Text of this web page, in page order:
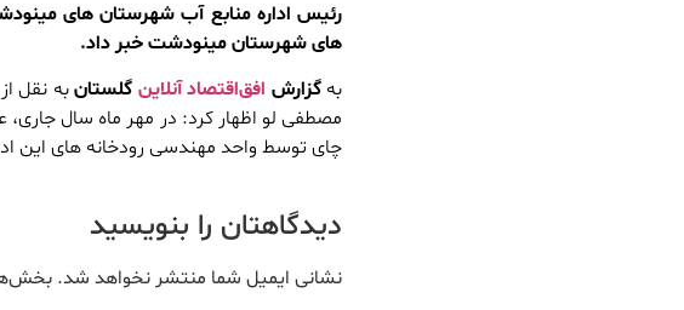
رئیس اداره منابع آب شهرستان های
های شهرستان مینودشت خبر داد.
به گزارش افق‌اقتصاد آنلاین گلستانبه نقل
مصطفی لو اظهار کرد: در مهر ماه سال
چای توسط واحد مهندسی رودخانه های این
دیدگاهتان را بنویسید
نشانی ایمیل شما منتشر نخواهد شد.